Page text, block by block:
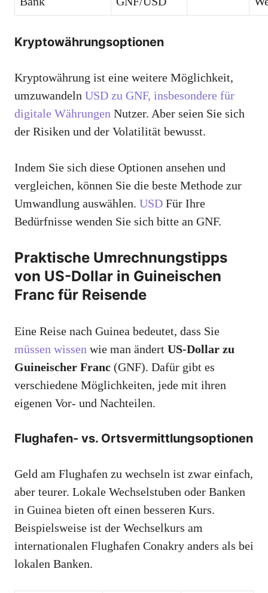
Kryptowährungsoptionen
Kryptowährung ist eine weitere Möglichkeit,
umzuwandeln USD zu GNF, insbesondere für
digitale Währungen Nutzer. Aber seien Sie sich
der Risiken und der Volatilität bewusst.
Indem Sie sich diese Optionen ansehen und
vergleichen, können Sie die beste Methode zur
Umwandlung auswählen. USD Für Ihre
Bedürfnisse wenden Sie sich bitte an GNF.
Praktische Umrechnungstipps
von US-Dollar in Guineischen
Franc für Reisende
Eine Reise nach Guinea bedeutet, dass Sie
müssen wissen wie man ändert US-Dollar zu
Guineischer Franc (GNF). Dafür gibt es
verschiedene Möglichkeiten, jede mit ihren
eigenen Vor- und Nachteilen.
Flughafen- vs. Ortsvermittlungsoptionen
Geld am Flughafen zu wechseln ist zwar einfach,
aber teurer. Lokale Wechselstuben oder Banken
in Guinea bieten oft einen besseren Kurs.
Beispielsweise ist der Wechselkurs am
internationalen Flughafen Conakry anders als bei
lokalen Banken.